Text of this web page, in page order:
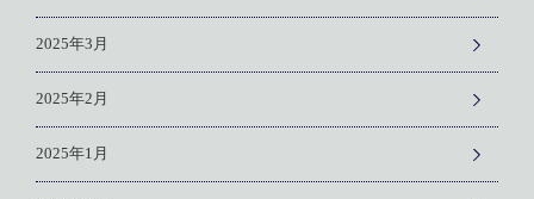
2025年3月
2025年2月
2025年1月